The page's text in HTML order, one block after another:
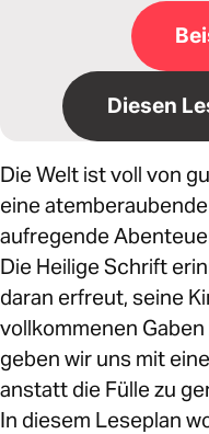
Diesen
Die Welt ist voll von
eine
aufregende
Die Heilige Schrift
daran erfreut, seine
vollkommenen
geben wir uns mit
anstatt die Fülle zu
In diesem Leseplan